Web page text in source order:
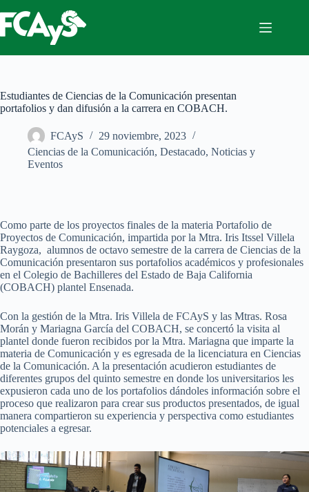
al
contenido
Estudiantes de Ciencias de la Comunicación presentan
portafolios y dan difusión a la carrera en COBACH.
FCAyS
29 noviembre, 2023
Ciencias de la Comunicación, Destacado, Noticias y
Eventos
Como parte de los proyectos finales de la materia Portafolio de
Proyectos de Comunicación, impartida por la Mtra. Iris Itssel Villela
Raygoza, alumnos de octavo semestre de la carrera de Ciencias de la
Comunicación presentaron sus portafolios académicos y profesionales
en el Colegio de Bachilleres del Estado de Baja California
(COBACH) plantel Ensenada.
Con la gestión de la Mtra. Iris Villela de FCAyS y las Mtras. Rosa
Morán y Mariagna García del COBACH, se concertó la visita al
plantel donde fueron recibidos por la Mtra. Mariagna que imparte la
materia de Comunicación y es egresada de la licenciatura en Ciencias
de la Comunicación. A la presentación acudieron estudiantes de
diferentes grupos del quinto semestre en donde los universitarios les
expusieron cada uno de los portafolios dándoles información sobre el
proceso que realizaron para crear sus productos presentados, de igual
manera compartieron su experiencia y perspectiva como estudiantes
potenciales a egresar.